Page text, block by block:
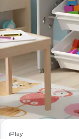
iPlay